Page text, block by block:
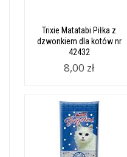
Trixie Matatabi Piłka z
dzwonkiem dla kotów nr
42432
8,00 zł